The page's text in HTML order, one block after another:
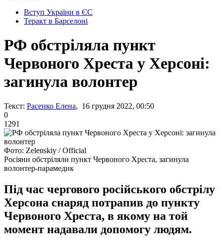
Вступ України в ЄС
Теракт в Барселоні
РФ обстріляла пункт
Червоного Хреста у Херсоні:
загинула волонтер
Текст: Расенко Елена, 16 грудня 2022, 00:50
0
1291
Фото: Zelenskiy / Official
Росіяни обстріляли пункт Червоного Хреста, загинула
волонтер-парамедик
Під час чергового російського обстрілу
Херсона снаряд потрапив до пункту
Червоного Хреста, в якому на той
момент надавали допомогу людям.